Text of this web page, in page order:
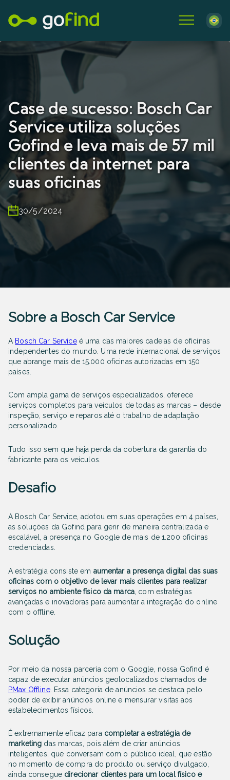
Case de sucesso: Bosch Car
Service utiliza soluções
Gofind e leva mais de 57 mil
clientes da internet para
suas oficinas
30/5/2024
Sobre a Bosch Car Service
A Bosch Car Serviceé uma das maiores cadeias de oficinas
independentes do mundo. Uma rede internacional de serviços
que abrange mais de 15.000 oficinas autorizadas em 150
países.
Com ampla gama de serviços especializados, oferece
serviços completos para veículos de todas as marcas – desde
inspeção, serviço e reparos até o trabalho de adaptação
personalizado.
Tudo isso sem que haja perda da cobertura da garantia do
fabricante para os veículos.
Desafio
A Bosch Car Service, adotou em suas operações em 4 países,
as soluções da Gofind para gerir de maneira centralizada e
escalável, a presença no Google de mais de 1.200 oficinas
credenciadas.
A estratégia consiste em aumentar a presença digital das suas
oficinas com o objetivo de levar mais clientes para realizar
serviços no ambiente físico da marca , com estratégias
avançadas e inovadoras para aumentar a integração do online
com o offline.
Solução
Por meio da nossa parceria com o Google, nossa Gofind é
capaz de executar anúncios geolocalizados chamados de
PMax Offline. Essa categoria de anúncios se destaca pelo
poder de exibir anúncios online e mensurar visitas aos
estabelecimentos físicos.
É extremamente eficaz para completar a estratégia de
marketing das marcas, pois além de criar anúncios
inteligentes, que conversam com o público ideal, que estão
no momento de compra do produto ou serviço divulgado,
ainda consegue direcionar clientes para um local físico e